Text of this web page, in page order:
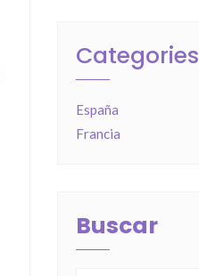
Categories
España
Francia
Buscar